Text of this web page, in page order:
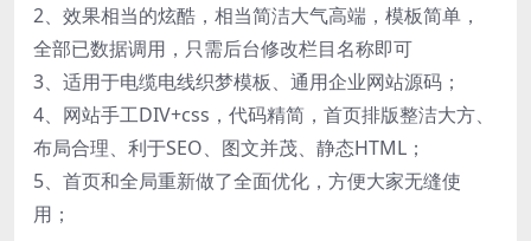
2、效果相当的炫酷，相当简洁大气高端，模板简单，
全部已数据调用，只需后台修改栏目名称即可
3、适用于电缆电线织梦模板、通用企业网站源码；
4、网站手工DIV+css，代码精简，首页排版整洁大方、
布局合理、利于SEO、图文并茂、静态HTML；
5、首页和全局重新做了全面优化，方便大家无缝使
用；